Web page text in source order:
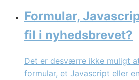
Formular,
fil i nyhedsbrevet?
Det er desværre ikke muligt
formular, et Javascript eller